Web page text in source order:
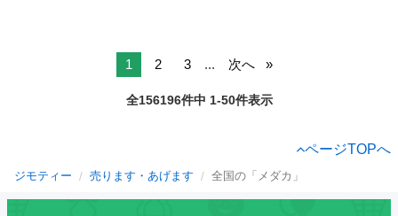
1 2 3 ... 次へ
全156196件中 1-50件表示
ページTOPへ
ジモティー 売ります・あげます 全国の「メダカ」